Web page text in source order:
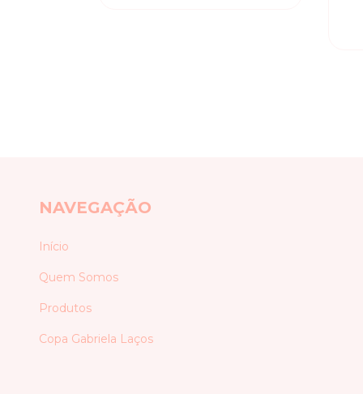
NAVEGAÇÃO
Início
Quem Somos
Produtos
Copa Gabriela Laços